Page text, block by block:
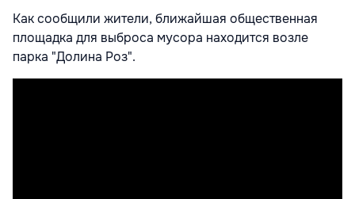
Как сообщили жители, ближайшая общественная
площадка для выброса мусора находится возле
парка "Долина Роз".